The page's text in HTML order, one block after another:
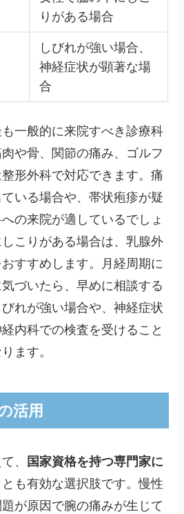
りがある場合
しびれが強い場合、
神経症状が顕著な場
合
一般的に来院すべき診療科
や骨、関節の痛み、ゴルフ
形外科で対応できます。痛
いる場合や、帯状疱疹が疑
の来院が適しているでしょ
こりがある場合は、乳腺外
すすめします。月経周期に
づいたら、早めに相談する
れが強い場合や、神経症状
内科での検査を受けること
ます。
活用
、
国家資格を持つ専門家に
も有効な選択肢です。慢性
が原因で腕の痛みが生じて